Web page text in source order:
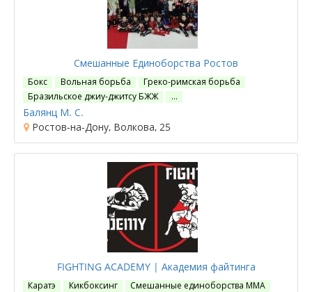
Смешанные Единоборства Ростов
Бокс Вольная борьба
Греко-римская борьба
Бразильское джиу-джитсу БЖЖ
…
Балянц М. С.
Ростов-на-Дону, Волкова, 25
FIGHTING ACADEMY | Академия файтинга
Каратэ Кикбоксинг
Смешанные единоборства ММА